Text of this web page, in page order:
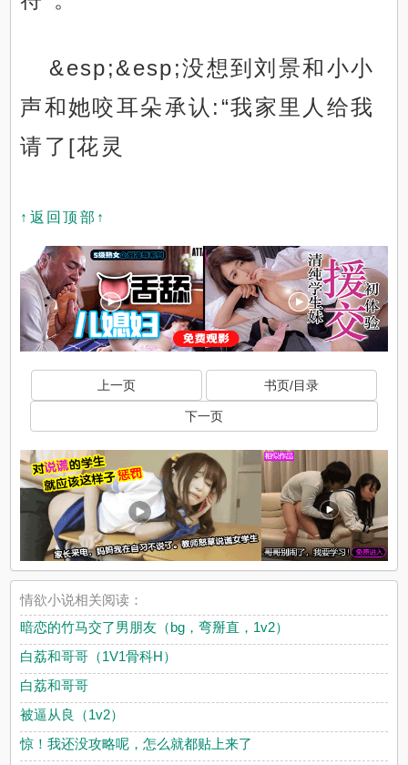
&esp;&esp;没想到刘景和小小
声和她咬耳朵承认:“我家里人给我
请了[花灵
↑返回顶部↑
上一页 书页/目录
下一页
情欲小说相关阅读：
暗恋的竹马交了男朋友（bg，弯掰直，1v2）
白荔和哥哥（1V1骨科H）
白荔和哥哥
被逼从良（1v2）
惊！我还没攻略呢，怎么就都贴上来了